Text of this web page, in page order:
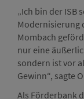
„Ich bin der ISB
Modernisierung
Mombach
nur eine
sondern ist vor
Gewinn“, sagte
Als Förderbank